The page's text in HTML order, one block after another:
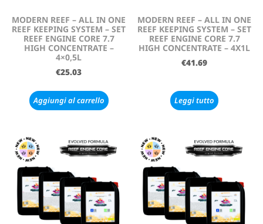
MODERN REEF – ALL IN ONE
REEF KEEPING SYSTEM – SET
REEF ENGINE CORE 7.7
HIGH CONCENTRATE –
4×0,5L
€25.03
Aggiungi al carrello
MODERN REEF – ALL IN ONE
REEF KEEPING SYSTEM – SET
REEF ENGINE CORE 7.7
HIGH CONCENTRATE – 4X1L
€41.69
Leggi tutto